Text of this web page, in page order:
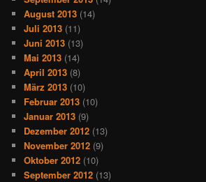
August 2013 (14)
Juli 2013 (11)
Juni 2013 (13)
Mai 2013 (14)
April 2013 (8)
März 2013 (10)
Februar 2013 (10)
Januar 2013 (9)
Dezember 2012 (13)
November 2012 (9)
Oktober 2012 (10)
September 2012 (13)